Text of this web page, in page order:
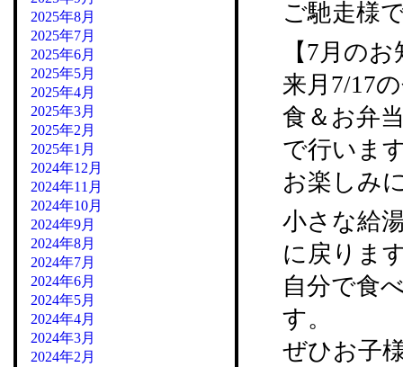
ご馳走様
【7月の
来月7/17
食＆お弁
で行いま
お楽しみ
小さな給
に戻りま
自分で食
す。
ぜひお子
2025年8月
2025年7月
2025年6月
2025年5月
2025年4月
2025年3月
2025年2月
2025年1月
2024年12月
2024年11月
2024年10月
2024年9月
2024年8月
2024年7月
2024年6月
2024年5月
2024年4月
2024年3月
2024年2月